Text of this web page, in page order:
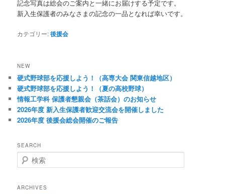
記念写真は総会のご案内と一緒にお届けする予定です。
新入生保護者のみなさまの記念の一品となれば幸いです。
カテゴリー:後援会
NEW
硬式野球部を応援しよう！（高専大会 関東信越地区）
硬式野球部を応援しよう！（夏の高校野球）
情報工学科 保護者懇親会（茶話会）のお知らせ
2026年度 新入生保護者歓迎交流会を開催しました
2026年度 後援会総会開催のご報告
SEARCH
検
索
ARCHIVES